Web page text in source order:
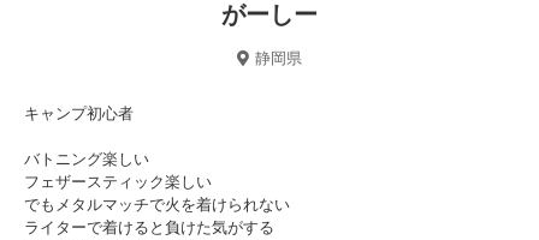
がーしー
静岡県
キャンプ初心者
バトニング楽しい
フェザースティック楽しい
でもメタルマッチで火を着けられない
ライターで着けると負けた気がする